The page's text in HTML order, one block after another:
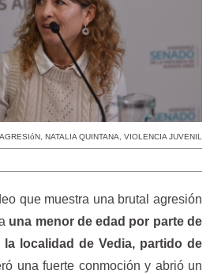
AGRESIóN, NATALIA QUINTANA, VIOLENCIA JUVENIL
que muestra una brutal agresión
una menor de edad por parte de
localidad de Vedia, partido de
una fuerte conmoción y abrió un